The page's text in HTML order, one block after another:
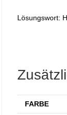
Lösungswort:
FARBE